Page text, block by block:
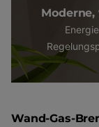
Wand-Gas-